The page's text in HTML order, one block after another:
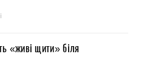
«живі щити» біля